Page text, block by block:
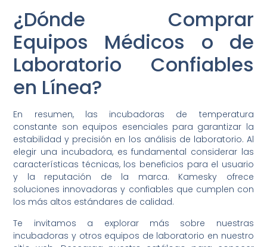
¿Dónde Comprar
Equipos Médicos o de
Laboratorio Confiables
en Línea?
En resumen, las incubadoras de temperatura
constante son equipos esenciales para garantizar la
estabilidad y precisión en los análisis de laboratorio. Al
elegir una incubadora, es fundamental considerar las
características técnicas, los beneficios para el usuario
y la reputación de la marca. Kamesky ofrece
soluciones innovadoras y confiables que cumplen con
los más altos estándares de calidad.
Te invitamos a explorar más sobre nuestras
incubadoras y otros equipos de laboratorio en nuestro